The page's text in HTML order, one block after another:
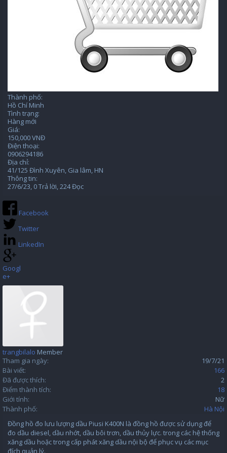
Thành phố:
Hồ Chí Minh
Tình trạng:
Hàng mới
Giá:
150,000 VNĐ
Điện thoại:
0906294186
Địa chỉ:
41/125 Đình Xuyên, Gia lâm, HN
Thông tin:
27/6/23, 0 Trả lời, 224 Đọc
Facebook
Twitter
LinkedIn
Googl
e+
trangbilalo Member
Tham gia ngày:
19/7/21
Bài viết:
166
Đã được thích:
2
Điểm thành tích:
18
Giới tính:
Nữ
Thành phố:
Hà Nội
Đồng hồ đo lưu lượng dầu Piusi K400N là đồng hồ được sử dụng để
đo dầu diesel, dầu nhớt, dầu bôi trơn, dầu thủy lực. trong các hệ thống
xăng dầu hoặc trong cấp phát xăng dầu nội bộ để phục vụ các mục
đích quản lý.